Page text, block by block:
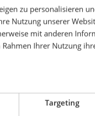
zu personalisieren
Nutzung unserer
mit anderen
Ihrer Nutzung
Targeting